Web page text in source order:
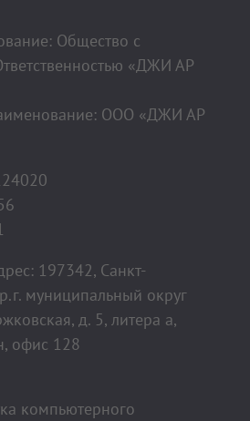
Общество с
«ДЖИ АР
ООО «ДЖИ АР
197342, Санкт-
муниципальный округ
д. 5, литера а,
офис 128
компьютерного